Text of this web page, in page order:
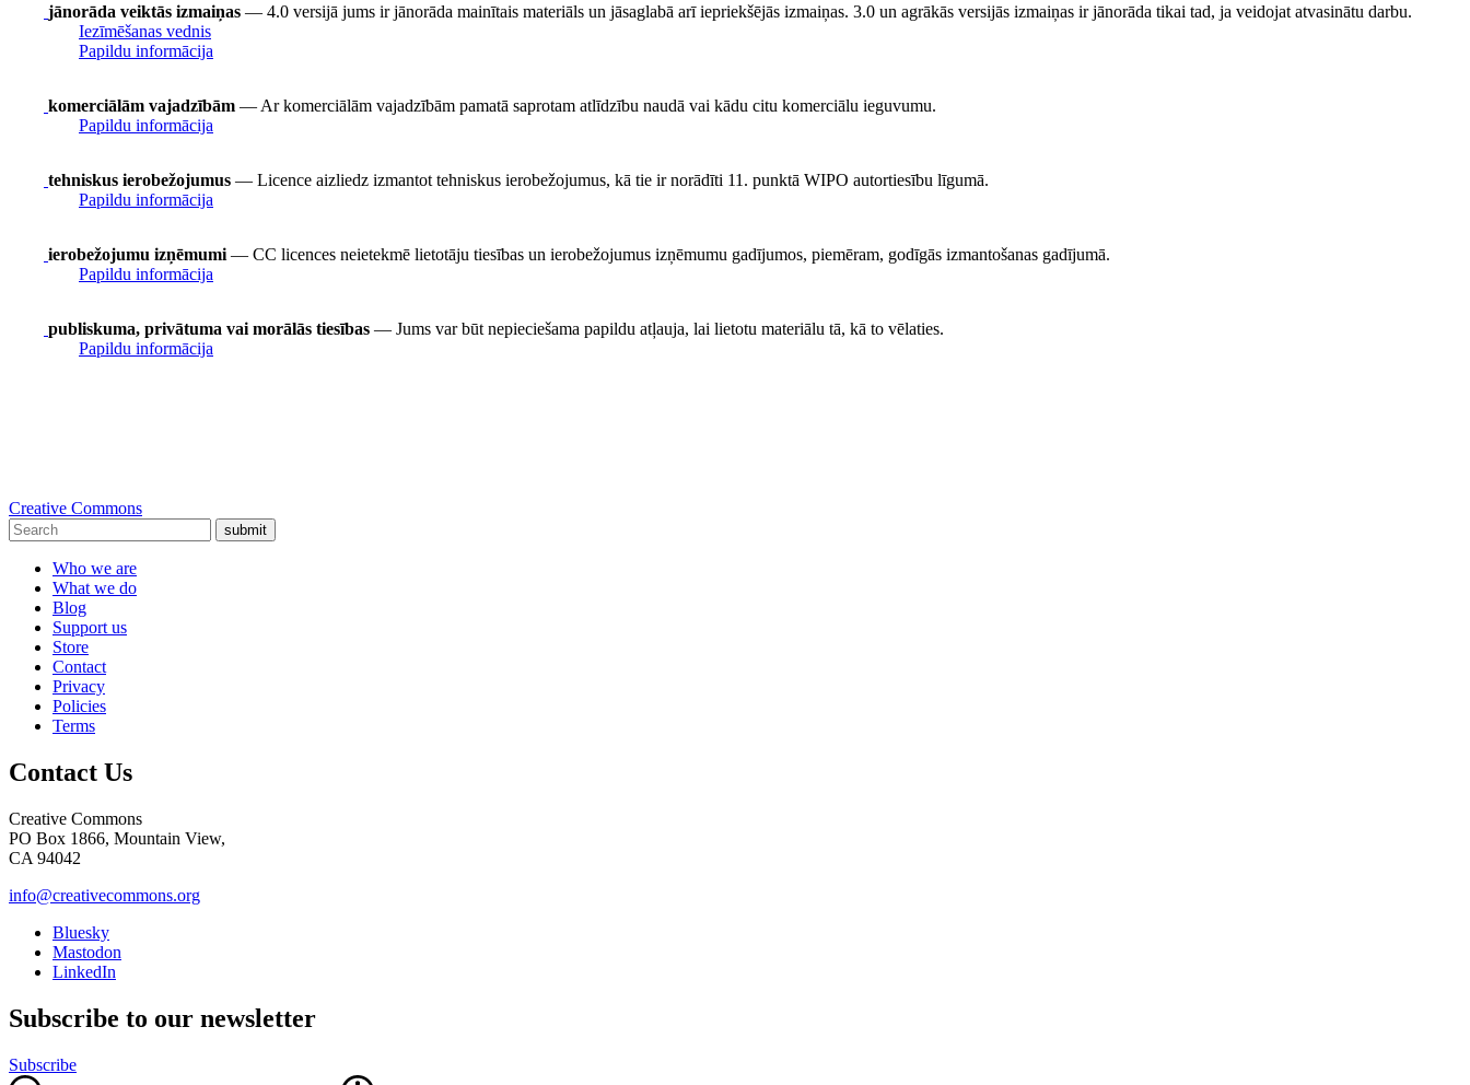
jānorāda veiktās izmaiņas — 4.0 versijā jums ir jānorāda mainītais materiāls un jāsaglabā arī iepriekšējās izmaiņas. 3.0 un agrākās versijās izmaiņas ir jānorāda tikai tad, ja veidojat atvasinātu darbu.
Iezīmēšanas vednis
Papildu informācija
komerciālām vajadzībām — Ar komerciālām vajadzībām pamatā saprotam atlīdzību naudā vai kādu citu komerciālu ieguvumu.
Papildu informācija
tehniskus ierobežojumus — Licence aizliedz izmantot tehniskus ierobežojumus, kā tie ir norādīti 11. punktā WIPO autortiesību līgumā.
Papildu informācija
ierobežojumu izņēmumi — CC licences neietekmē lietotāju tiesības un ierobežojumus izņēmumu gadījumos, piemēram, godīgās izmantošanas gadījumā.
Papildu informācija
publiskuma, privātuma vai morālās tiesības — Jums var būt nepieciešama papildu atļauja, lai lietotu materiālu tā, kā to vēlaties.
Papildu informācija
Creative Commons
submit
Who we are
What we do
Blog
Support us
Store
Contact
Privacy
Policies
Terms
Contact Us
Creative Commons
PO Box 1866, Mountain View,
CA 94042
info@creativecommons.org
Bluesky
Mastodon
LinkedIn
Subscribe to our newsletter
Subscribe